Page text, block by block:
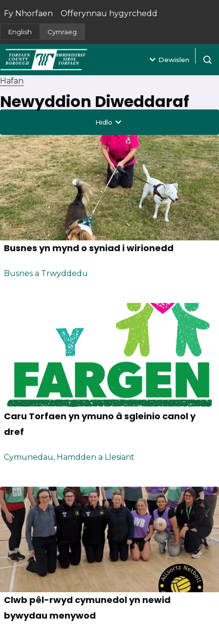
English Cymraeg
Fy Nhorfaen
(yn agor mewn tab newydd)
Offerynnau hygyrchedd
Dewislen
Hafan
Newyddion Diweddaraf
Hidlo
Busnes yn mynd o syniad i wirionedd
Busnes a Trwyddedu
Caru Torfaen yn ymuno â sgleinio canol y
dref
Cymunedau, Hamdden a Llesiant
Clwb pêl-rwyd cymunedol yn newid
bywydau menywod